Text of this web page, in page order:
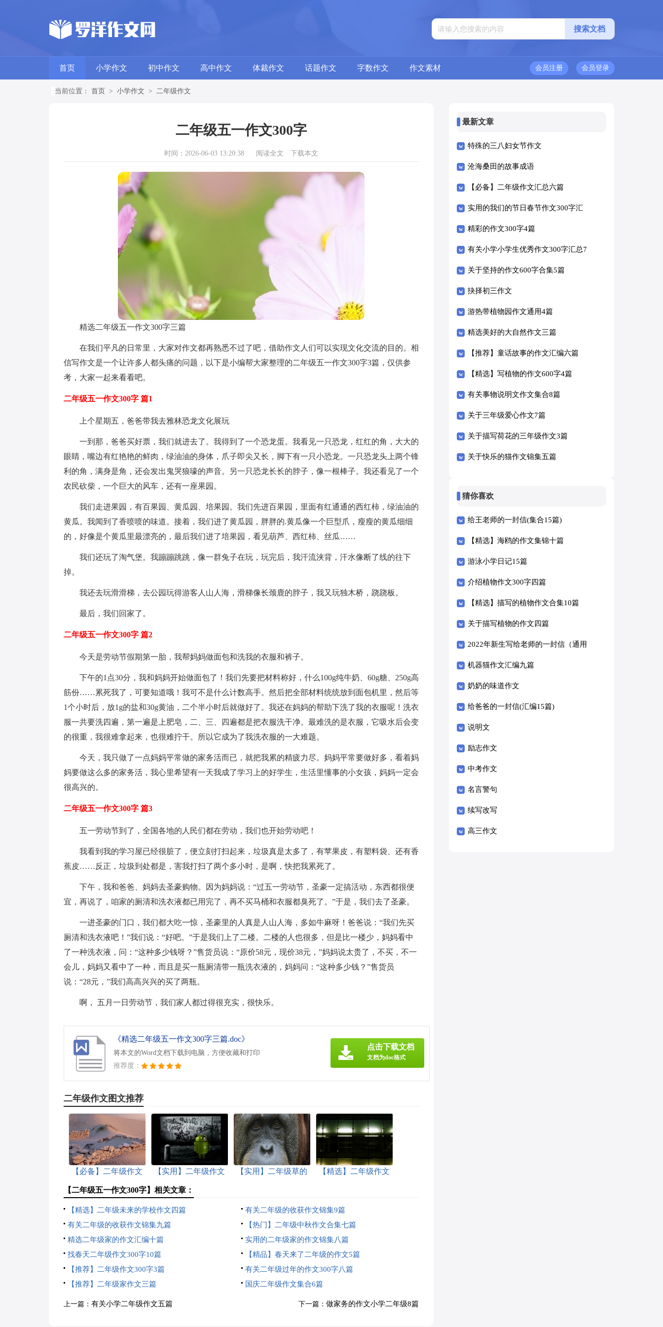
首页 小学作文 初中作文 高中作文 体裁作文 话题作文 字数作文 作文素材 会员登录
会员注册
当前位置： 首页 > 小学作文 > 二年级作文
二年级五一作文300字
时间：2026-06-03 13:20:38 阅读全文 下载本文
精选二年级五一作文300字三篇
在我们平凡的日常里，大家对作文都再熟悉不过了吧，借助作文人们可以实现文化交流的目的。相
信写作文是一个让许多人都头痛的问题，以下是小编帮大家整理的二年级五一作文300字3篇，仅供参
考，大家一起来看看吧。
二年级五一作文300字 篇1
上个星期五，爸爸带我去雅林恐龙文化展玩
一到那，爸爸买好票，我们就进去了。我得到了一个恐龙蛋。我看见一只恐龙，红红的角，大大的
眼睛，嘴边有红艳艳的鲜肉，绿油油的身体，爪子即尖又长，脚下有一只小恐龙。一只恐龙头上两个锋
利的角，满身是角，还会发出鬼哭狼嚎的声音。另一只恐龙长长的脖子，像一根棒子。我还看见了一个
农民砍柴，一个巨大的风车，还有一座果园。
我们走进果园，有百果园、黄瓜园、培果园。我们先进百果园，里面有红通通的西红柿，绿油油的
黄瓜。我闻到了香喷喷的味道。接着，我们进了黄瓜园，胖胖的.黄瓜像一个巨型爪，瘦瘦的黄瓜细细
的，好像是个黄瓜里最漂亮的，最后我们进了培果园，看见葫芦、西红柿、丝瓜……
我们还玩了淘气堡。我蹦蹦跳跳，像一群兔子在玩，玩完后，我汗流浃背，汗水像断了线的往下
掉。
我还去玩滑滑梯，去公园玩得游客人山人海，滑梯像长颈鹿的脖子，我又玩独木桥，跷跷板。
最后，我们回家了。
二年级五一作文300字 篇2
今天是劳动节假期第一胎，我帮妈妈做面包和洗我的衣服和裤子。
下午的1点30分，我和妈妈开始做面包了！我们先要把材料称好，什么100g纯牛奶、60g糖、250g高
筋份……累死我了，可要知道哦！我可不是什么计数高手。然后把全部材料统统放到面包机里，然后等
1个小时后，放1g的盐和30g黄油，二个半小时后就做好了。我还在妈妈的帮助下洗了我的衣服呢！洗衣
服一共要洗四遍，第一遍是上肥皂，二、三、四遍都是把衣服洗干净。最难洗的是衣服，它吸水后会变
的很重，我很难拿起来，也很难拧干。所以它成为了我洗衣服的一大难题。
今天，我只做了一点妈妈平常做的家务活而已，就把我累的精疲力尽。妈妈平常要做好多，看着妈
妈要做这么多的家务活，我心里希望有一天我成了学习上的好学生，生活里懂事的小女孩，妈妈一定会
很高兴的。
二年级五一作文300字 篇3
五一劳动节到了，全国各地的人民们都在劳动，我们也开始劳动吧！
我看到我的学习屋已经很脏了，便立刻打扫起来，垃圾真是太多了，有苹果皮，有塑料袋、还有香
蕉皮……反正，垃圾到处都是，害我打扫了两个多小时，是啊，快把我累死了。
下午，我和爸爸、妈妈去圣豪购物。因为妈妈说：“过五一劳动节，圣豪一定搞活动，东西都很便
宜，再说了，咱家的厕清和洗衣液都已用完了，再不买马桶和衣服都臭死了。”于是，我们去了圣豪。
一进圣豪的门口，我们都大吃一惊，圣豪里的人真是人山人海，多如牛麻呀！爸爸说：“我们先买
厕清和洗衣液吧！”我们说：“好吧。”于是我们上了二楼。二楼的人也很多，但是比一楼少，妈妈看中
了一种洗衣液，问：“这种多少钱呀？”售货员说：“原价58元，现价38元，”妈妈说太贵了，不买，不一
会儿，妈妈又看中了一种，而且是买一瓶厕清带一瓶洗衣液的，妈妈问：“这种多少钱？”售货员
说：“28元，”我们高高兴兴的买了两瓶。
啊， 五月一日劳动节，我们家人都过得很充实，很快乐。
《精选二年级五一作文300字三篇.doc》
将本文的Word文档下载到电脑，方便收藏和打印
推荐度：
点击下载文档
文档为doc格式
二年级作文图文推荐
【必备】二年级作文
【实用】二年级作文
【实用】二年级草的
【精选】二年级作文
【二年级五一作文300字】相关文章：
【精选】二年级未来的学校作文四篇
有关二年级的收获作文锦集9篇
有关二年级的收获作文锦集九篇
【热门】二年级中秋作文合集七篇
精选二年级家的作文汇编十篇
实用的二年级家的作文锦集八篇
找春天二年级作文300字10篇
【精品】春天来了二年级的作文5篇
【推荐】二年级作文300字3篇
有关二年级过年的作文300字八篇
【推荐】二年级家作文三篇
国庆二年级作文集合6篇
上一篇： 有关小学二年级作文五篇 下一篇： 做家务的作文小学二年级8篇
最新文章
特殊的三八妇女节作文
沧海桑田的故事成语
【必备】二年级作文汇总六篇
实用的我们的节日春节作文300字汇
编十篇
精彩的作文300字4篇
有关小学小学生优秀作文300字汇总7
篇
关于坚持的作文600字合集5篇
抉择初三作文
游热带植物园作文通用4篇
精选美好的大自然作文三篇
【推荐】童话故事的作文汇编六篇
【精选】写植物的作文600字4篇
有关事物说明文作文集合8篇
关于三年级爱心作文7篇
关于描写荷花的三年级作文3篇
关于快乐的猫作文锦集五篇
猜你喜欢
给王老师的一封信(集合15篇)
【精选】海鸥的作文集锦十篇
游泳小学日记15篇
介绍植物作文300字四篇
【精选】描写的植物作文合集10篇
关于描写植物的作文四篇
2022年新生写给老师的一封信（通用
8篇）
机器猫作文汇编九篇
奶奶的味道作文
给爸爸的一封信(汇编15篇)
说明文
励志作文
中考作文
名言警句
续写改写
高三作文